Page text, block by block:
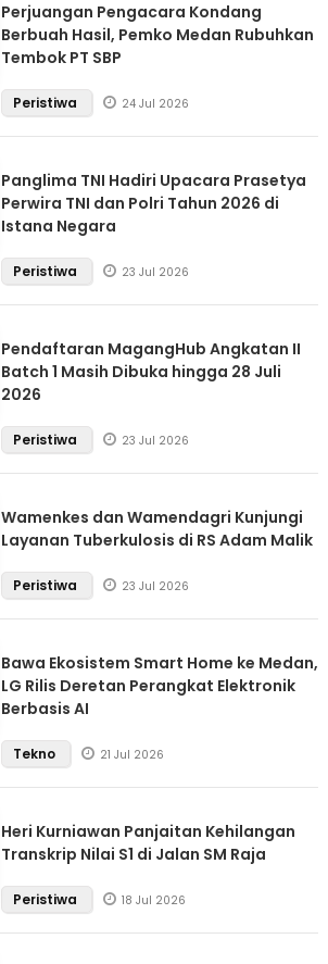
Perjuangan Pengacara Kondang
Berbuah Hasil, Pemko Medan Rubuhkan
Tembok PT SBP
Peristiwa 24 Jul 2026
Panglima TNI Hadiri Upacara Prasetya
Perwira TNI dan Polri Tahun 2026 di
Istana Negara
Peristiwa 23 Jul 2026
Pendaftaran MagangHub Angkatan II
Batch 1 Masih Dibuka hingga 28 Juli
2026
Peristiwa 23 Jul 2026
Wamenkes dan Wamendagri Kunjungi
Layanan Tuberkulosis di RS Adam Malik
Peristiwa 23 Jul 2026
Bawa Ekosistem Smart Home ke Medan,
LG Rilis Deretan Perangkat Elektronik
Berbasis AI
Tekno 21 Jul 2026
Heri Kurniawan Panjaitan Kehilangan
Transkrip Nilai S1 di Jalan SM Raja
Peristiwa 18 Jul 2026